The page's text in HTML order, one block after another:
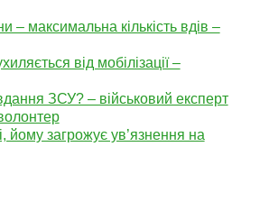
– максимальна кількість вдів –
від мобілізації –
ЗСУ? – військовий експерт
йому загрожує ув’язнення на